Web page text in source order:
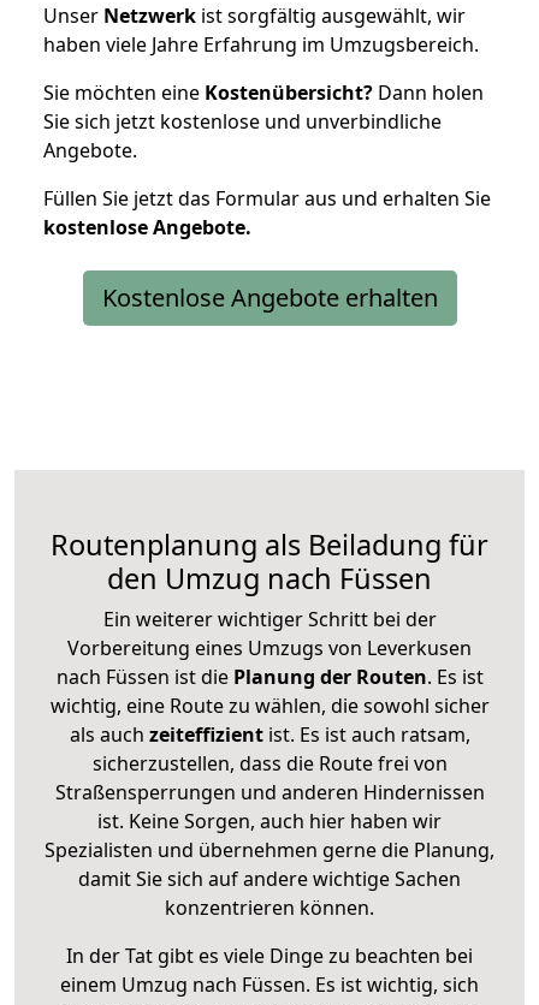
Unser Netzwerk ist sorgfältig ausgewählt, wir
haben viele Jahre Erfahrung im Umzugsbereich.
Sie möchten eine Kostenübersicht? Dann holen
Sie sich jetzt kostenlose und unverbindliche
Angebote.
Füllen Sie jetzt das Formular aus und erhalten Sie
kostenloseAngebote.
Kostenlose Angebote erhalten
Routenplanung als Beiladung für
den Umzug nach Füssen
Ein weiterer wichtiger Schritt bei der
Vorbereitung eines Umzugs von Leverkusen
nach Füssen ist diePlanung der Routen. Es ist
wichtig, eine Route zu wählen, die sowohl sicher
als auch zeiteffizientist. Es ist auch ratsam,
sicherzustellen, dass die Route frei von
Straßensperrungen und anderen Hindernissen
ist. Keine Sorgen, auch hier haben wir
Spezialisten und übernehmen gerne die Planung,
damit Sie sich auf andere wichtige Sachen
konzentrieren können.
In der Tat gibt es viele Dinge zu beachten bei
einem Umzug nach Füssen. Es ist wichtig, sich